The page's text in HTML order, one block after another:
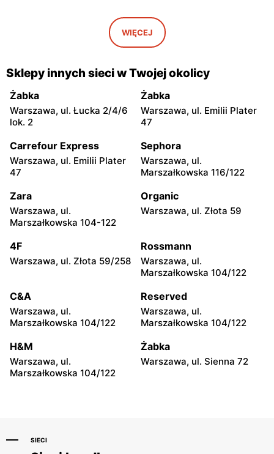
Warszawa, ul. Białostocka
ABC
Warszawa, ul. Grochowska
321
ABC
Warszawa, ul. Szwedzka 11
ABC
Warszawa, ul. Kowieńska
20
ABC ABC
39
ABC ABC
24
ABC
Kickiego 12
ABC
2
ABC
Kochanowskiego 39
ABC
Sołtana 2A
ABC
3
ABC
43
ABC ABC
WIĘCEJ
Sklepy innych sieci w Twojej okolicy
Żabka
Warszawa, ul. Łucka 2/4/6
lok. 2
Żabka
Warszawa, ul. Emilii Plater
47
Carrefour Express
Warszawa, ul. Emilii Plater
47
Sephora
Warszawa, ul.
Marszałkowska 116/122
Zara
Warszawa, ul.
Marszałkowska 104-122
Organic
Warszawa, ul. Złota 59
4F
Warszawa, ul. Złota 59/258
Rossmann
Warszawa, ul.
Marszałkowska 104/122
C&A
Warszawa, ul.
Marszałkowska 104/122
Reserved
Warszawa, ul.
Marszałkowska 104/122
H&M
Warszawa, ul.
Marszałkowska 104/122
Żabka
Warszawa, ul. Sienna 72
SIECI